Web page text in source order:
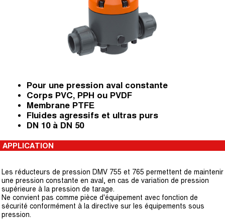
Pour une pression aval constante
Corps PVC, PPH ou PVDF
Membrane PTFE
Fluides agressifs et ultras purs
DN 10 à DN 50
APPLICATION
Les réducteurs de pression DMV 755 et 765 permettent de maintenir
une pression constante en aval, en cas de variation de pression
supérieure à la pression de tarage.
Ne convient pas comme pièce d'équipement avec fonction de
sécurité conformément à la directive sur les équipements sous
pression.